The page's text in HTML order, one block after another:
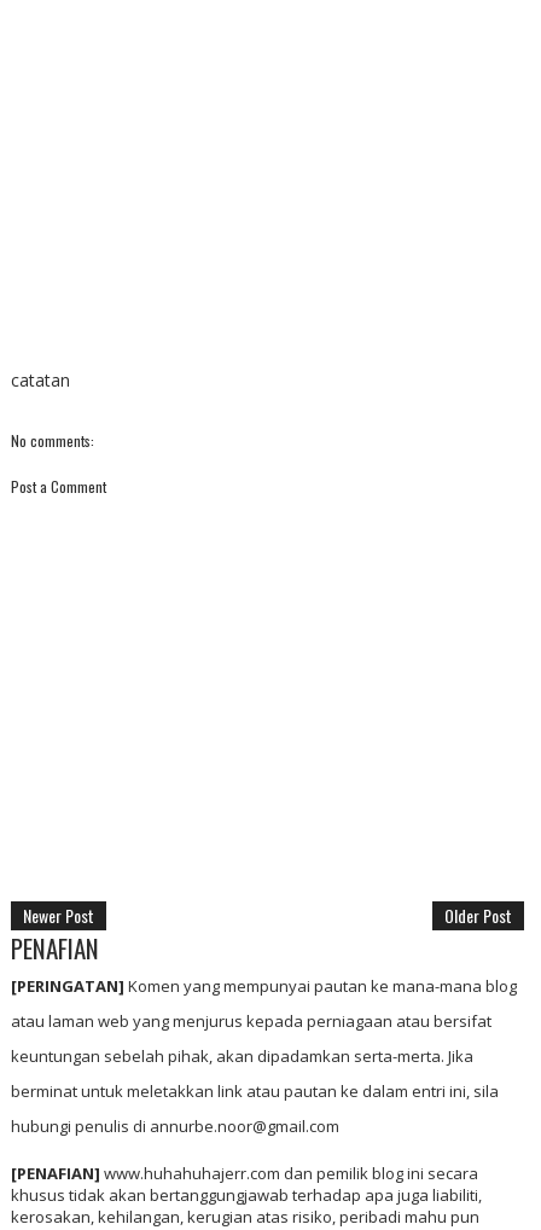
catatan
No comments:
Post a Comment
Newer Post Older Post
PENAFIAN
[PERINGATAN] Komen yang mempunyai pautan ke mana-mana blog
atau laman web yang menjurus kepada perniagaan atau bersifat
keuntungan sebelah pihak, akan dipadamkan serta-merta. Jika
berminat untuk meletakkan link atau pautan ke dalam entri ini, sila
hubungi penulis di annurbe.noor@gmail.com
[PENAFIAN] www.huhahuhajerr.com dan pemilik blog ini secara
khusus tidak akan bertanggungjawab terhadap apa juga liabiliti,
kerosakan, kehilangan, kerugian atas risiko, peribadi mahu pun